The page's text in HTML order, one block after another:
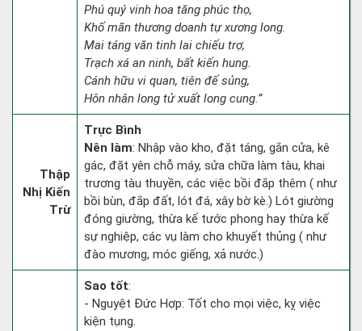
Phú quý vinh hoa tăng phúc thọ,
Khố mãn thương doanh tự xương long.
Mai táng văn tinh lai chiếu trợ,
Trạch xá an ninh, bất kiến hung.
Cánh hữu vi quan, tiên đế sủng,
Hôn nhân long tử xuất long cung.”
Thập
Nhị Kiến
Trừ
Trực Bình
Nên làm: Nhập vào kho, đặt táng, gắn cửa, kê
gác, đặt yên chỗ máy, sửa chữa làm tàu, khai
trương tàu thuyền, các việc bồi đắp thêm ( như
bồi bùn, đắp đất, lót đá, xây bờ kè.) Lót giường
đóng giường, thừa kế tước phong hay thừa kế
sự nghiệp, các vụ làm cho khuyết thủng ( như
đào mương, móc giếng, xả nước.)
Sao tốt:
- Nguyệt Đức Hợp: Tốt cho mọi việc, kỵ việc
kiện tụng.